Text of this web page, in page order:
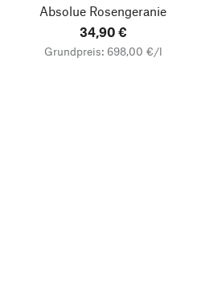
Absolue Rosengeranie
34,90 €
Grundpreis: 698,00 €/l